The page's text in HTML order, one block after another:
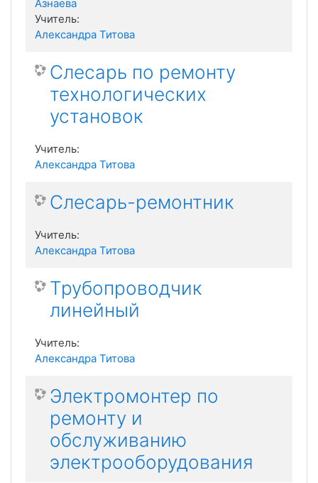
Азнаева
Учитель:
Александра Титова
Слесарь по ремонту
технологических
установок
Учитель:
Александра Титова
Слесарь-ремонтник
Учитель:
Александра Титова
Трубопроводчик
линейный
Учитель:
Александра Титова
Электромонтер по
ремонту и
обслуживанию
электрооборудования